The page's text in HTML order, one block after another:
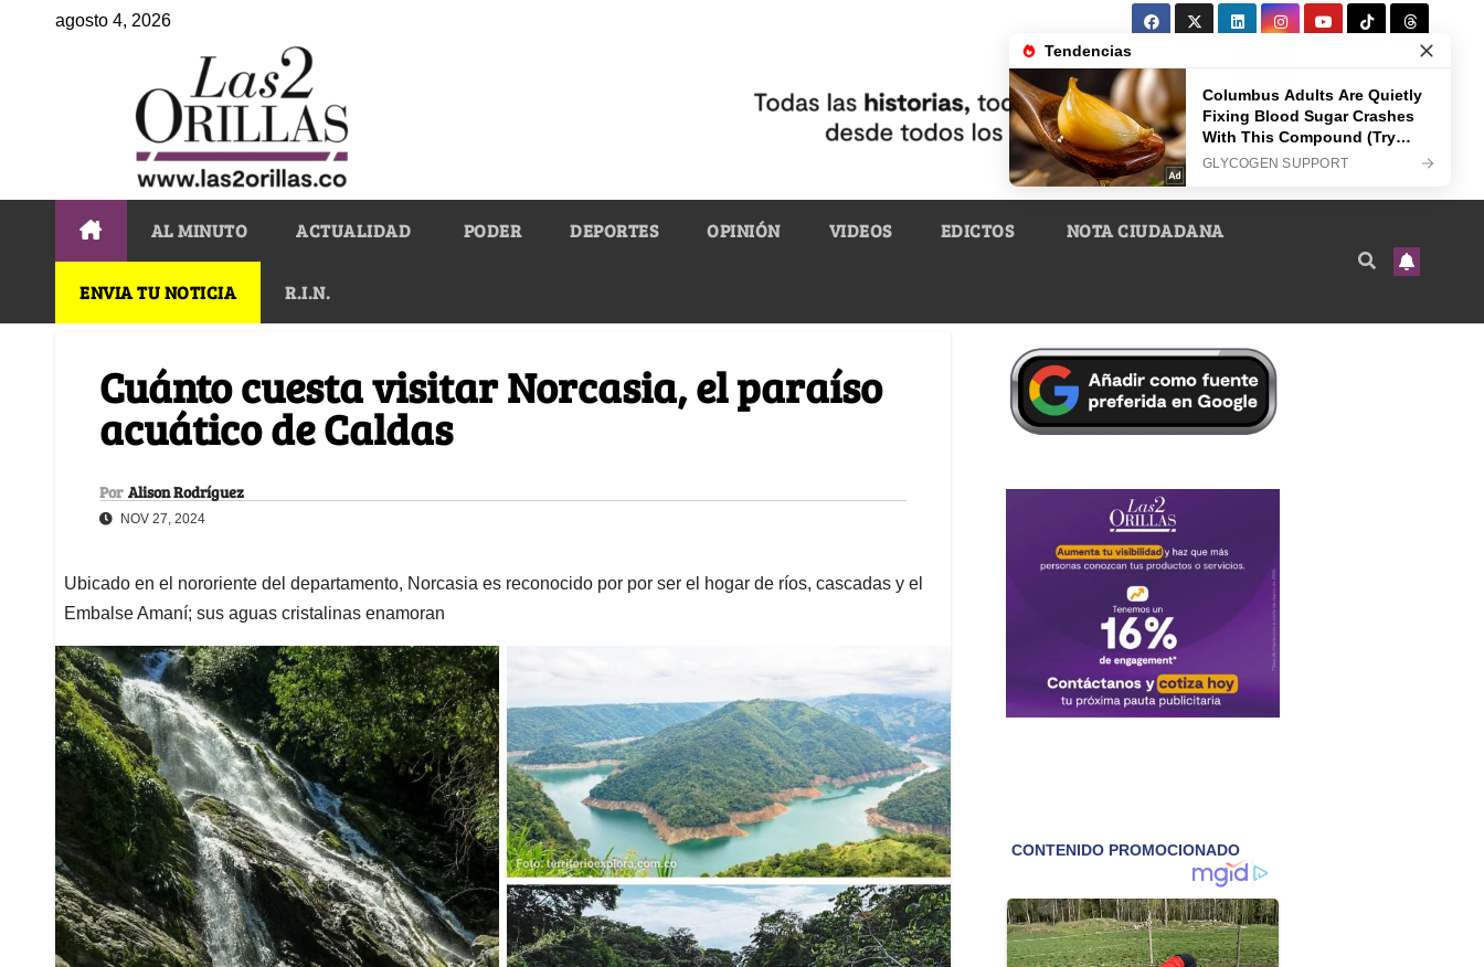
agosto 4, 2026
AL MINUTO ACTUALIDAD PODER DEPORTES OPINIÓN VIDEOS EDICTOS NOTA CIUDADANA
ENVIA TU NOTICIA R.I.N.
Cuánto cuesta visitar Norcasia, el paraíso
acuático de Caldas
Por Alison Rodríguez
NOV 27, 2024
Ubicado en el nororiente del departamento, Norcasia es reconocido por por ser el hogar de ríos, cascadas y el
Embalse Amaní; sus aguas cristalinas enamoran